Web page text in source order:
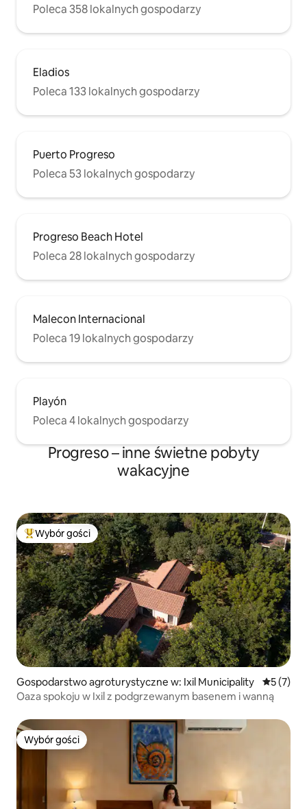
Poleca 358 lokalnych gospodarzy
Eladios
Poleca 133 lokalnych gospodarzy
Puerto Progreso
Poleca 53 lokalnych gospodarzy
Progreso Beach Hotel
Poleca 28 lokalnych gospodarzy
Malecon Internacional
Poleca 19 lokalnych gospodarzy
Playón
Poleca 4 lokalnych gospodarzy
Progreso – inne świetne pobyty
wakacyjne
Najpopularniejsze z kategorii Wybór gości
Wybór gości
Gospodarstwo agroturystyczne w: Ixil Municipality Średnia
5 (7)
Oaza spokoju w Ixil z podgrzewanym basenem i wanną
Wybór gości
Wybór gości